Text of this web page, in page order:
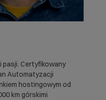
pasji. Certyfikowany
Automatyzacji
hostingowym od
km górskimi